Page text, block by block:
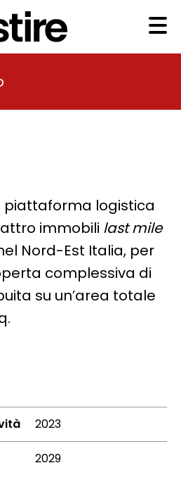
piattaforma logistica
immobili last mile
Nord-Est Italia, per
complessiva di
su un’area totale
2023
2029